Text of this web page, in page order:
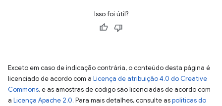
Isso foi útil?
Exceto em caso de indicação contrária, o conteúdo desta página é
licenciado de acordo com a Licença de atribuição 4.0 do Creative
Commons, e as amostras de código são licenciadas de acordo com
a Licença Apache 2.0. Para mais detalhes, consulte aspolíticas do